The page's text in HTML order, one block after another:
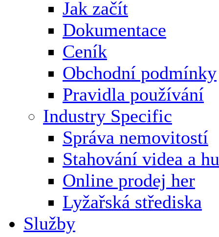
Jak začít
Dokumentace
Ceník
Obchodní podmínky
Pravidla používání
Industry Specific
Správa nemovitostí
Stahování videa a
Online prodej her
Lyžařská střediska
Služby